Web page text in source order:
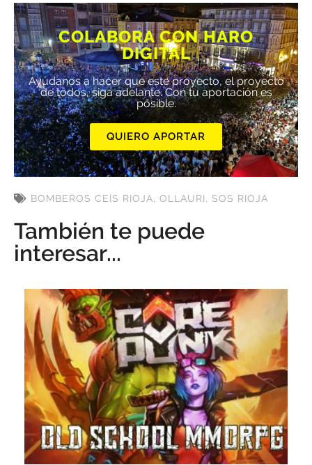
COLABORA CON HARO
DIGITAL
Ayúdanos a hacer que este proyecto, el proyecto
de todos, siga adelante. Con tu aportación es
posible.
QUIERO APORTAR
BOMBEROS CEIS RIOJA, OLLAURI, SOS RIOJA
También te puede
interesar...